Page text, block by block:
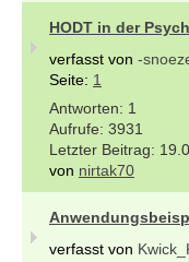
HODT in der
verfasst von -
Seite: 1
1
3931
von nirtak70
verfasst von